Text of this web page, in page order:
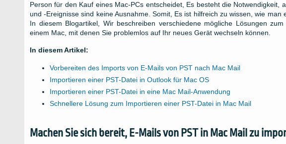
Person für den Kauf eines Mac-PCs entscheidet, Es besteht die Notwendigkeit,
und -Ereignisse sind keine Ausnahme. Somit, Es ist hilfreich zu wissen, wie man
In diesem Blogartikel, Wir beschreiben verschiedene mögliche Lösungen
einem Mac, mit denen Sie problemlos auf Ihr neues Gerät wechseln können.
In diesem Artikel:
Vorbereiten des Imports von E-Mails von PST nach Mac Mail
Importieren einer PST-Datei in Outlook für Mac OS
Importieren einer PST-Datei in eine Mac Mail-Anwendung
Schnellere Lösung zum Importieren einer PST-Datei in Mac Mail
Machen Sie sich bereit, E-Mails von PST in Mac Mail zu